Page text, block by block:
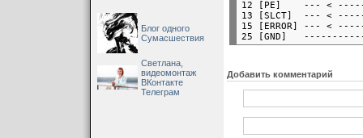
Блог одного
Сумасшествия
Светлана,
видеомонтаж
ВКонтакте
Телеграм
12 [PE]    --- <
13 [SLCT]  --- <
15 [ERROR] --- <
Добавить комментарий